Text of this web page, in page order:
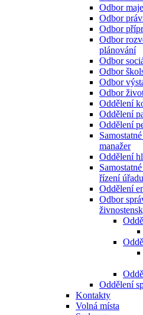
Odbor
Odbor
Odbor
Odbor
plánování
Odbor
Odbor
Odbor
Odbor
Oddělení
Oddělení
Oddělení
manažer
Oddělení
řízení úřadu
Oddělení
Odbor
Oddělení
Kontakty
Volná místa